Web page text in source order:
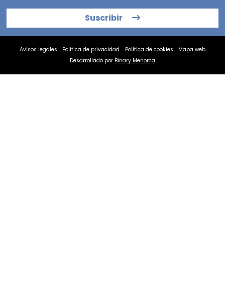
Suscribir
Avisos legales Política de privacidad Política de cookies
Mapa web
Desarrollado por Binary Menorca